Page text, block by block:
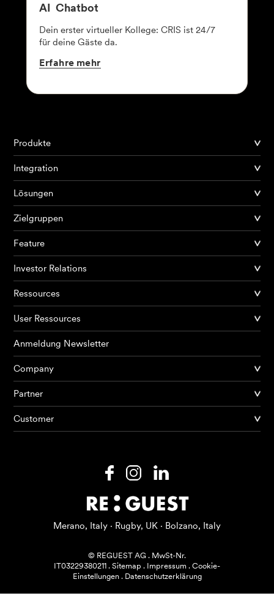
Produkte
KI Agents
Ressourcen
Über mich
AI Chatbot
Dein erster virtueller Kollege: CRIS ist 24/7
für deine Gäste da.
Erfahre mehr
Produkte
Integration
Lösungen
Zielgruppen
Feature
Investor Relations
Ressources
User Ressources
Anmeldung Newsletter
Company
Partner
Customer
Merano, Italy · Rugby, UK · Bolzano, Italy
© REGUEST AG . MwSt-Nr.
IT03229380211 . Sitemap . Impressum . Cookie-
Einstellungen. Datenschutzerklärung